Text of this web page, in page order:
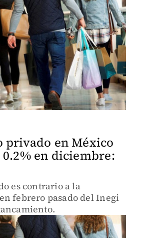
privado en México
en diciembre:
es contrario a la
febrero pasado del Inegi